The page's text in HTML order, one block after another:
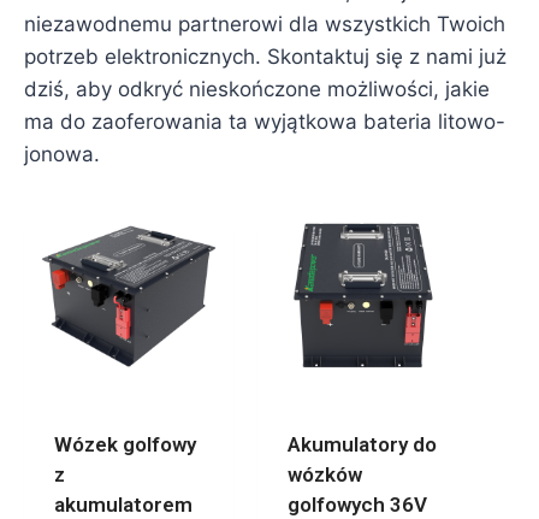
niezawodnemu partnerowi dla wszystkich Twoich
potrzeb elektronicznych. Skontaktuj się z nami już
dziś, aby odkryć nieskończone możliwości, jakie
ma do zaoferowania ta wyjątkowa bateria litowo-
jonowa.
Wózek golfowy
z
akumulatorem
Akumulatory do
wózków
golfowych 36V